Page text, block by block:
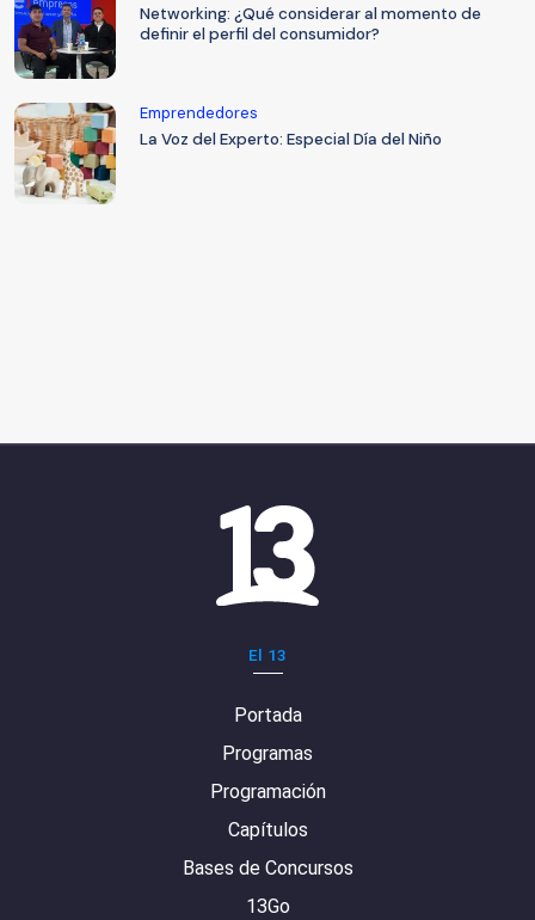
Networking: ¿Qué considerar al momento de
definir el perfil del consumidor?
Emprendedores
La Voz del Experto: Especial Día del Niño
El 13
Portada
Programas
Programación
Capítulos
Bases de Concursos
13Go